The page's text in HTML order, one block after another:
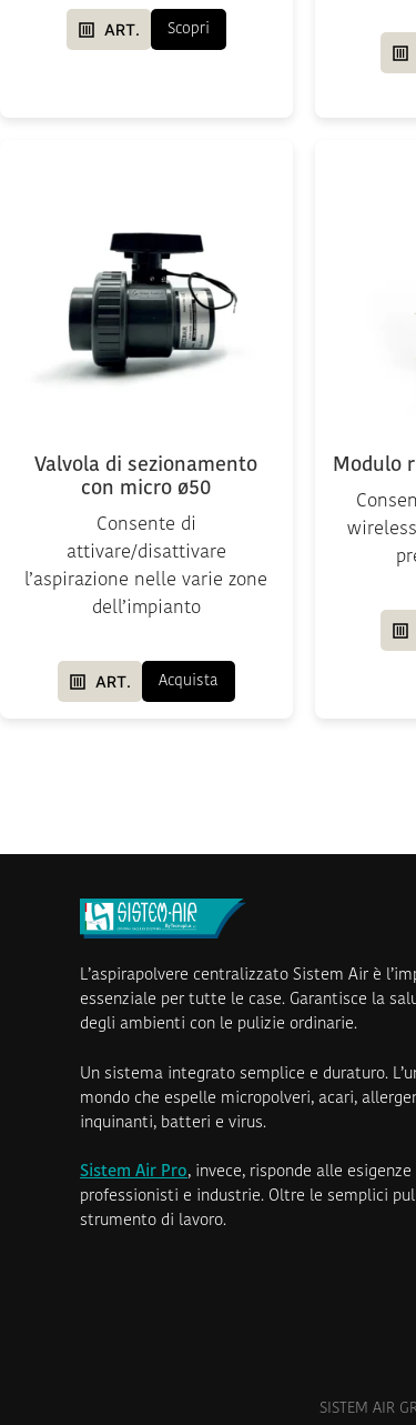
ART. Scopri
Valvola di sezionamento
con micro ø50
Consente di
attivare/disattivare
l’aspirazione nelle varie zone
dell’impianto
ART. Acquista
Modulo
L’aspirapolvere centralizzato Sistem Air è
essenziale per tutte le case. Garantisce la
degli ambienti con le pulizie ordinarie.
Un sistema integrato semplice e duraturo.
mondo che espelle micropolveri, acari,
inquinanti, batteri e virus.
Sistem Air Pro, invece, risponde alle esigenze
professionisti e industrie. Oltre le semplici
strumento di lavoro.
SISTEM AIR